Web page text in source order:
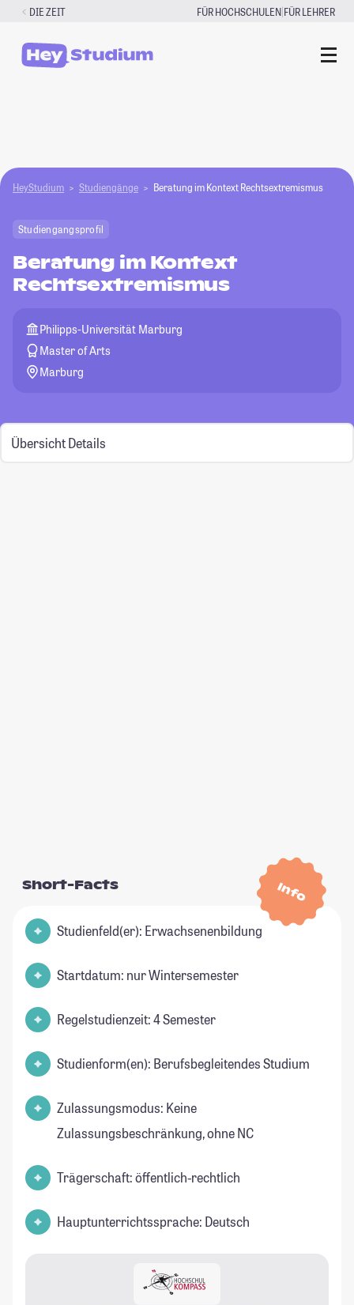
Zum
springen
DIE ZEIT FÜR HOCHSCHULEN|FÜR LEHRER
HeyStudium Studiengänge Beratung im Kontext Rechtsextremismus
Studiengangsprofil
Beratung im Kontext
Rechtsextremismus
Philipps-Universität Marburg
Master of Arts
Marburg
Übersicht Details
Info
Short-Facts
Studienfeld(er): Erwachsenenbildung
Startdatum: nur Wintersemester
Regelstudienzeit: 4 Semester
Studienform(en): Berufsbegleitendes Studium
Zulassungsmodus: Keine
Zulassungsbeschränkung, ohne NC
Trägerschaft: öffentlich-rechtlich
Hauptunterrichtssprache: Deutsch